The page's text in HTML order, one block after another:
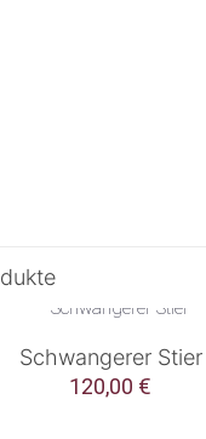
Schwangerer Stier
120,00 €